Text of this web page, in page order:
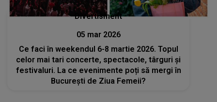
Divertisment
05 mar 2026
Ce faci în weekendul 6-8 martie 2026. Topul
celor mai tari concerte, spectacole, târguri și
festivaluri. La ce evenimente poți să mergi în
București de Ziua Femeii?